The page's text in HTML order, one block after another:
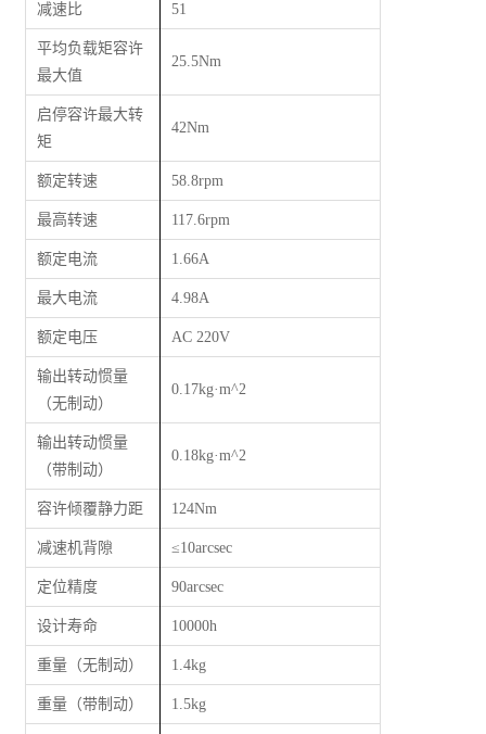
减速比 51
平均负载矩容许
最大值
25.5Nm
启停容许最大转
矩
42Nm
额定转速 58.8rpm
最高转速 117.6rpm
额定电流 1.66A
最大电流 4.98A
额定电压 AC 220V
输出转动惯量
（无制动）
0.17kg·m^2
输出转动惯量
（带制动）
0.18kg·m^2
容许倾覆静力距 124Nm
减速机背隙 ≤10arcsec
定位精度 90arcsec
设计寿命 10000h
重量（无制动） 1.4kg
重量（带制动） 1.5kg